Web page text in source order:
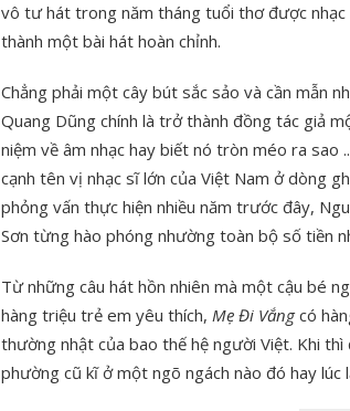
vô tư hát trong năm tháng tuổi thơ được
thành một bài hát hoàn chỉnh.
Chẳng phải một cây bút sắc sảo và cần mẫn
Quang Dũng chính là trở thành đồng tác giả
niệm về âm nhạc hay biết nó tròn méo ra sao
cạnh tên vị nhạc sĩ lớn của Việt Nam ở dòng
phỏng vấn thực hiện nhiều năm trước đây,
Sơn từng hào phóng nhường toàn bộ số tiền
Từ những câu hát hồn nhiên mà một cậu bé
hàng triệu trẻ em yêu thích, Mẹ Đi Vắngcó
thường nhật của bao thế hệ người Việt. Khi
phường cũ kĩ ở một ngõ ngách nào đó hay lúc